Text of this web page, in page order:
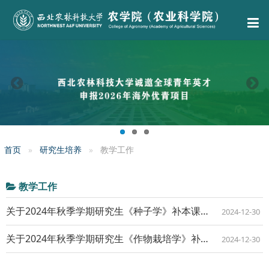
首页 研究生培养 教学工作
教学工作
关于2024年秋季学期研究生《种子学》补本课程考试安排的通知
2024-12-30
关于2024年秋季学期研究生《作物栽培学》补本课程考试安排的通知 2024-12-30